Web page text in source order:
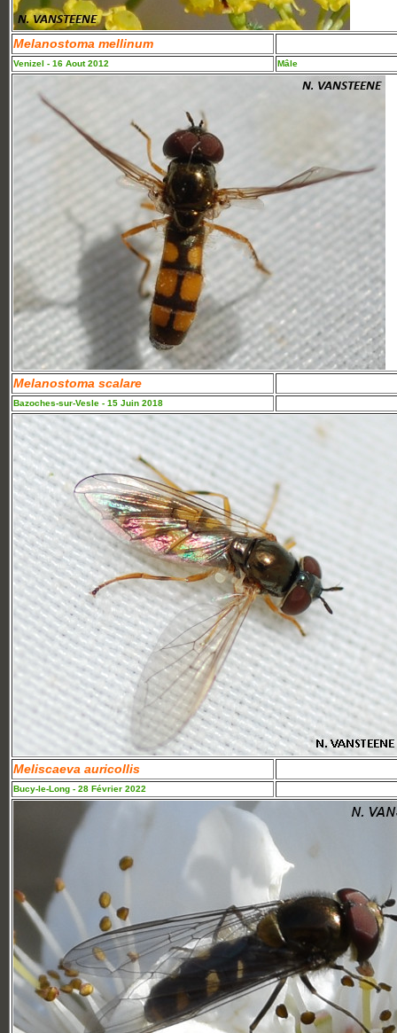
Melanostoma mellinum
Venizel - 16 Aout 2012 Mâle
Melanostoma scalare
Bazoches-sur-Vesle - 15 Juin 2018
Meliscaeva auricollis
Bucy-le-Long - 28 Février 2022